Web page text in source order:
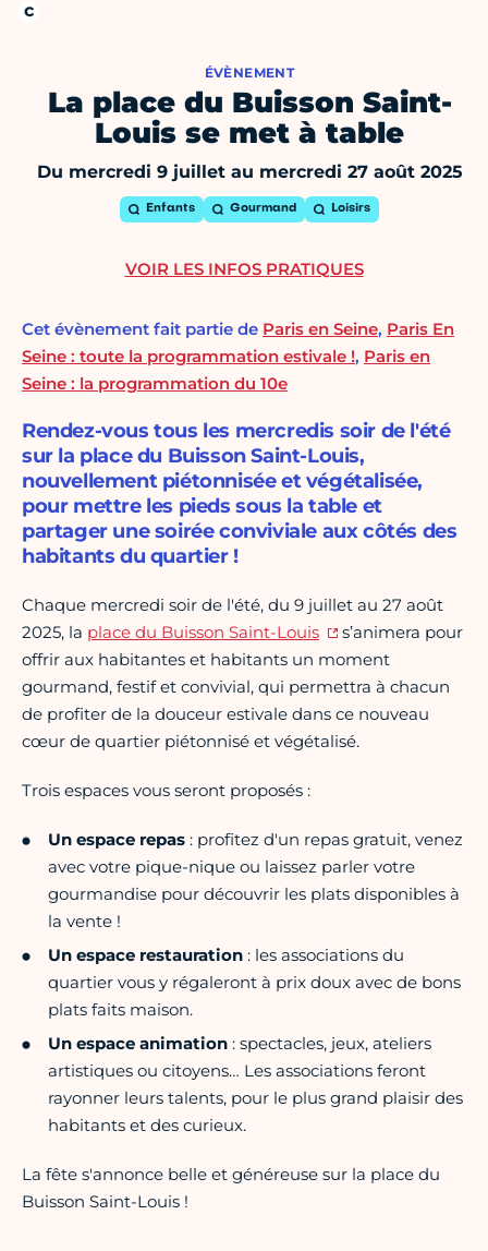
ÉVÈNEMENT
La place du Buisson Saint-
Louis se met à table
Du mercredi 9 juillet au mercredi 27 août 2025
Enfants Gourmand Loisirs
Cet évènement fait partie de Paris en Seine, Paris En
Seine : toute la programmation estivale !, Paris en
Seine : la programmation du 10e
Rendez-vous tous les mercredis soir de l'été
sur la place du Buisson Saint-Louis,
nouvellement piétonnisée et végétalisée,
pour mettre les pieds sous la table et
partager une soirée conviviale aux côtés des
habitants du quartier !
Chaque mercredi soir de l'été, du 9 juillet au 27 août
2025, la place du Buisson Saint-Louis
s’animera pour
offrir aux habitantes et habitants un moment
gourmand, festif et convivial, qui permettra à chacun
de profiter de la douceur estivale dans ce nouveau
cœur de quartier piétonnisé et végétalisé.
Trois espaces vous seront proposés :
Un espace repas : profitez d'un repas gratuit, venez
avec votre pique-nique ou laissez parler votre
gourmandise pour découvrir les plats disponibles à
la vente !
Un espace restauration : les associations du
quartier vous y régaleront à prix doux avec de bons
plats faits maison.
Un espace animation : spectacles, jeux, ateliers
artistiques ou citoyens… Les associations feront
rayonner leurs talents, pour le plus grand plaisir des
habitants et des curieux.
La fête s'annonce belle et généreuse sur la place du
Buisson Saint-Louis !
VOIR LES INFOS PRATIQUES